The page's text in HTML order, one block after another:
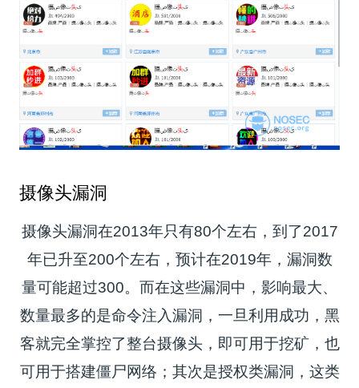
摄像头漏洞
摄像头漏洞在2013年只有80个左右，到了2017
年已升至200个左右，预计在2019年，漏洞数
量可能超过300。而在这些漏洞中，影响最大、
数量最多的是命令注入漏洞，一旦利用成功，黑
客就完全掌控了整台摄像头，即可用于挖矿，也
可用于搭建僵尸网络；其次是授权类漏洞，这类